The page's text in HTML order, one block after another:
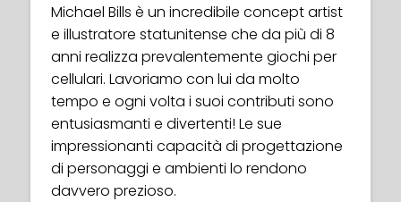
Michael Bills è un incredibile concept artist
e illustratore statunitense che da più di 8
anni realizza prevalentemente giochi per
cellulari. Lavoriamo con lui da molto
tempo e ogni volta i suoi contributi sono
entusiasmanti e divertenti! Le sue
impressionanti capacità di progettazione
di personaggi e ambienti lo rendono
davvero prezioso.